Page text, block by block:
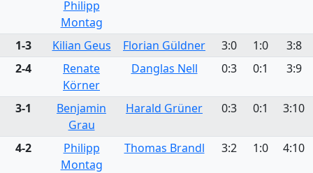
Philipp
Montag
1-3 Kilian Geus Florian Güldner 3:0 1:0
3:8
2-4
Renate
Körner
Danglas Nell 0:3 0:1 3:9
3-1
Benjamin
Grau
Harald Grüner 0:3 0:1 3:10
4-2
Philipp
Montag
Thomas Brandl 3:2 1:0 4:10